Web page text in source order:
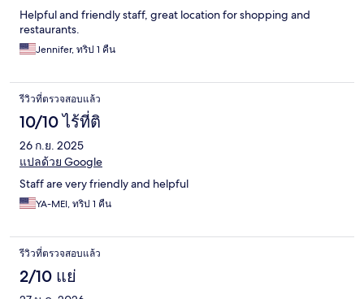
Helpful and friendly staff, great location for shopping and
restaurants.
Jennifer, ทริป 1 คืน
รีวิวที่ตรวจสอบแล้ว
10/10 ไร้ที่ติ
26 ก.ย. 2025
แปลด้วย Google
Staff are very friendly and helpful
YA-MEI, ทริป 1 คืน
รีวิวที่ตรวจสอบแล้ว
2/10 แย่